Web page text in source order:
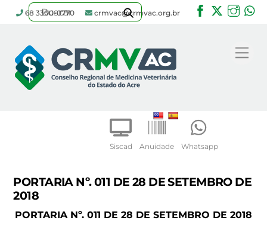
content
Siscad Anuidade Whatsapp
68 3300-0770 crmvac@crmvac.org.br
Facebook
Twitter
PORTARIA Nº. 011 DE 28 DE SETEMBRO DE
2018
PORTARIA Nº. 011 DE 28 DE SETEMBRO DE 2018